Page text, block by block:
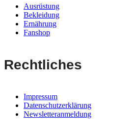
Ausrüstung
Bekleidung
Ernährung
Fanshop
Rechtliches
Impressum
Datenschutzerklärung
Newsletteranmeldung